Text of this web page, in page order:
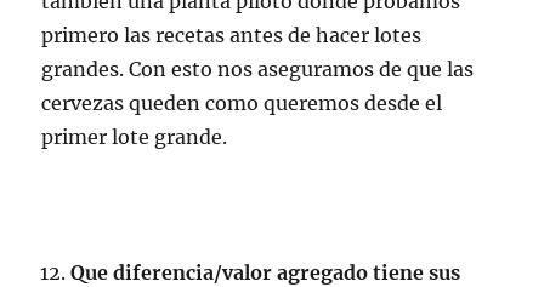
primero las recetas antes de hacer lotes
grandes. Con esto nos aseguramos de que las
cervezas queden como queremos desde el
primer lote grande.
Que diferencia/valor agregado tiene sus